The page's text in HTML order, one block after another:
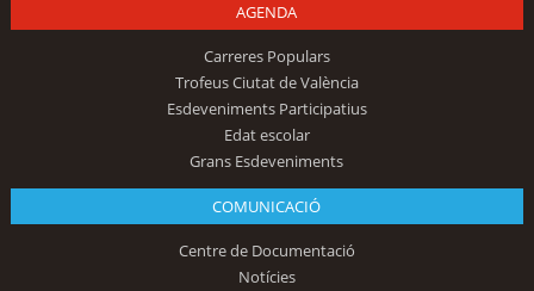
AGENDA
Carreres Populars
Trofeus Ciutat de València
Esdeveniments Participatius
Edat escolar
Grans Esdeveniments
COMUNICACIÓ
Centre de Documentació
Notícies